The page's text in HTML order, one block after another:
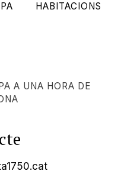
HABITACIONS
A UNA HORA DE